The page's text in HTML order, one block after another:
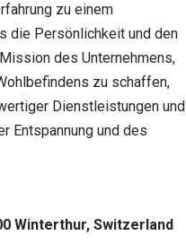
zu einem
die Persönlichkeit und den
des Unternehmens,
zu schaffen,
Dienstleistungen und
Entspannung und des
Winterthur, Switzerland